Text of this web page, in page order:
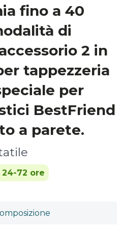
fino a 40
di
2 in
tappezzeria
per
BestFriend
a parete.
72 ore